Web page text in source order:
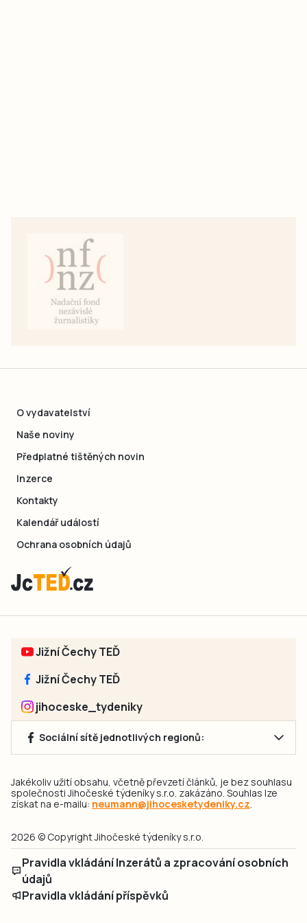
O vydavatelství
Naše noviny
Předplatné tištěných novin
Inzerce
Kontakty
Kalendář událostí
Ochrana osobních údajů
Jižní Čechy TEĎ
Jižní Čechy TEĎ
jihoceske_tydeniky
Sociální sítě jednotlivých regionů:
Jakékoliv užití obsahu, včetně převzetí článků, je bez souhlasu
společnosti Jihočeské týdeníky s.r.o. zakázáno. Souhlas lze
získat na e-mailu: neumann@jihocesketydeniky.cz
2026 © Copyright Jihočeské týdeníky s.r.o.
Pravidla vkládání Inzerátů a zpracování osobních
údajů
Pravidla vkládání příspěvků